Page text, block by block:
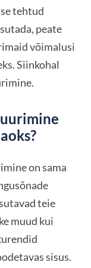
tehtud
peate
võimalusi
Siinkohal
on sama
teie
muud kui
sisus.